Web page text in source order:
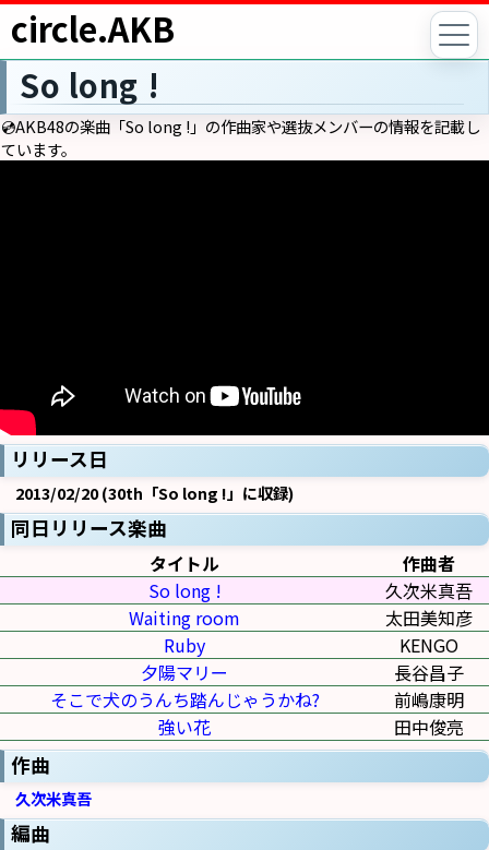
circle.AKB
So long !
💿AKB48の楽曲「So long !」の作曲家や選抜メンバーの情報を記載し
ています。
リリース日
2013/02/20 (30th「So long !」に収録)
同日リリース楽曲
タイトル
作曲者
So long !
久次米真吾
Waiting room
太田美知彦
Ruby
KENGO
夕陽マリー
長谷昌子
そこで犬のうんち踏んじゃうかね?
前嶋康明
強い花
田中俊亮
作曲
久次米真吾
編曲